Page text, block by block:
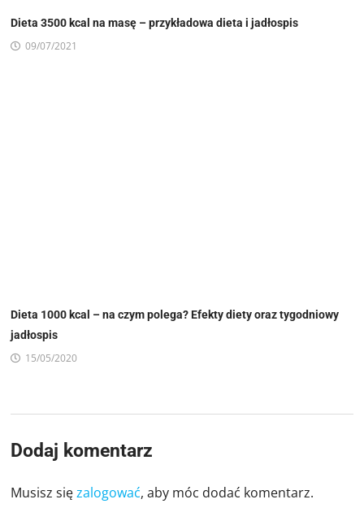
Dieta 3500 kcal na masę – przykładowa dieta i jadłospis
09/07/2021
Dieta 1000 kcal – na czym polega? Efekty diety oraz tygodniowy
jadłospis
15/05/2020
Dodaj komentarz
Musisz sięzalogować, aby móc dodać komentarz.